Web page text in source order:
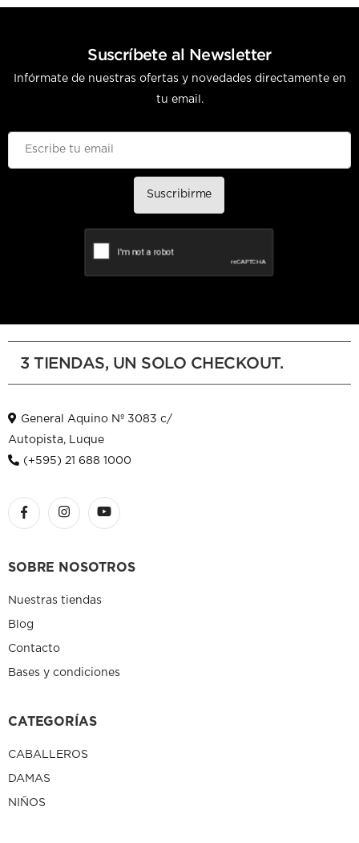
Suscríbete al Newsletter
Infórmate de nuestras ofertas y novedades directamente en
tu email.
Suscribirme
3 TIENDAS, UN SOLO CHECKOUT.
General Aquino Nº 3083 c/
Autopista, Luque
(+595) 21 688 1000
SOBRE NOSOTROS
Nuestras tiendas
Blog
Contacto
Bases y condiciones
CATEGORÍAS
CABALLEROS
DAMAS
NIÑOS